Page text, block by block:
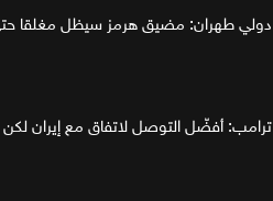
دولي طهران: مضيق هرمز سيظل مغلقا
ترامب: أفضّل التوصل لاتفاق مع إيران